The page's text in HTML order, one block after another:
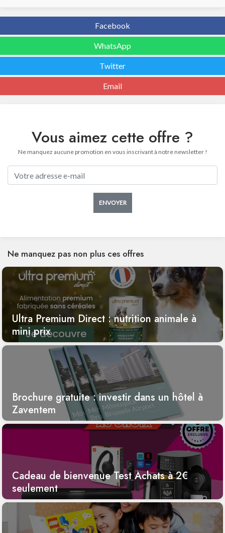
Facebook
WhatsApp
Twitter
Email
Vous aimez cette offre ?
Ne manquez aucune promotion en vous inscrivant à notre newsletter !
ENVOYER
Ne manquez pas non plus ces offres
Ultra Premium Direct : nutrition animale à
mini prix
Brochure gratuite : investir dans un hôtel à
Zaventem
Cadeau de bienvenue Test Achats à 2€
seulement